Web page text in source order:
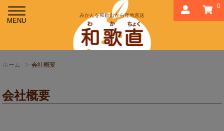
0
みかんを和歌山から産地直送
ホーム > 会社概要
会社概要